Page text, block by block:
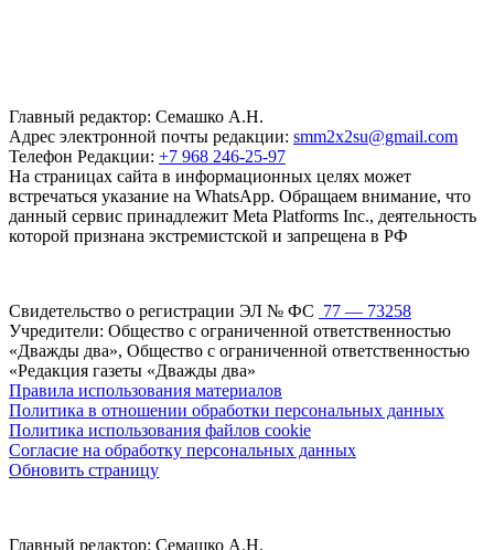
Главный редактор: Семашко А.Н.
Адрес электронной почты редакции: smm2x2su@gmail.com
Телефон Редакции: +7 968 246-25-97
На страницах сайта в информационных целях может
встречаться указание на WhatsApp. Обращаем внимание, что
данный сервис принадлежит Meta Platforms Inc., деятельность
которой признана экстремистской и запрещена в РФ
Свидетельство о регистрации ЭЛ № ФС 77 — 73258
Учредители: Общество с ограниченной ответственностью
«Дважды два», Общество с ограниченной ответственностью
«Редакция газеты «Дважды два»
Правила использования материалов
Политика в отношении обработки персональных данных
Политика использования файлов cookie
Согласие на обработку персональных данных
Обновить страницу
Главный редактор: Семашко А.Н.